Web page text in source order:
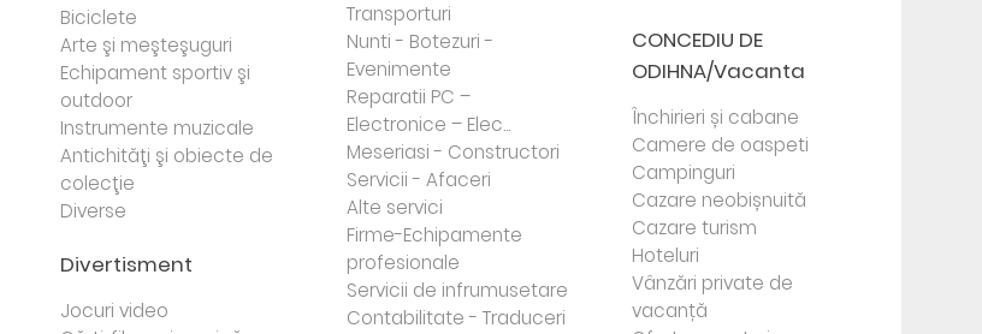
Biciclete
Arte şi meşteşuguri
Echipament sportiv şi
outdoor
Instrumente muzicale
Antichităţi şi obiecte de
colecţie
Diverse
Divertisment
Jocuri video
Transporturi
Nunti - Botezuri -
Evenimente
Reparatii PC –
Electronice – Elec...
Meseriasi - Constructori
Servicii - Afaceri
Alte servici
Firme-Echipamente
profesionale
Servicii de infrumusetare
Contabilitate - Traduceri
CONCEDIU DE
ODIHNA/Vacanta
Închirieri și cabane
Camere de oaspeti
Campinguri
Cazare neobișnuită
Cazare turism
Hoteluri
Vânzări private de
vacanță